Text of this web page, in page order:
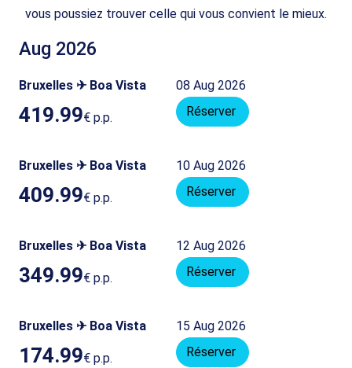
vous poussiez trouver celle qui vous convient le mieux.
Aug 2026
Bruxelles ✈ Boa Vista 08 Aug 2026
419.99€ p.p. Réserver
Bruxelles ✈ Boa Vista 10 Aug 2026
409.99€ p.p. Réserver
Bruxelles ✈ Boa Vista 12 Aug 2026
349.99€ p.p. Réserver
Bruxelles ✈ Boa Vista 15 Aug 2026
174.99€ p.p. Réserver